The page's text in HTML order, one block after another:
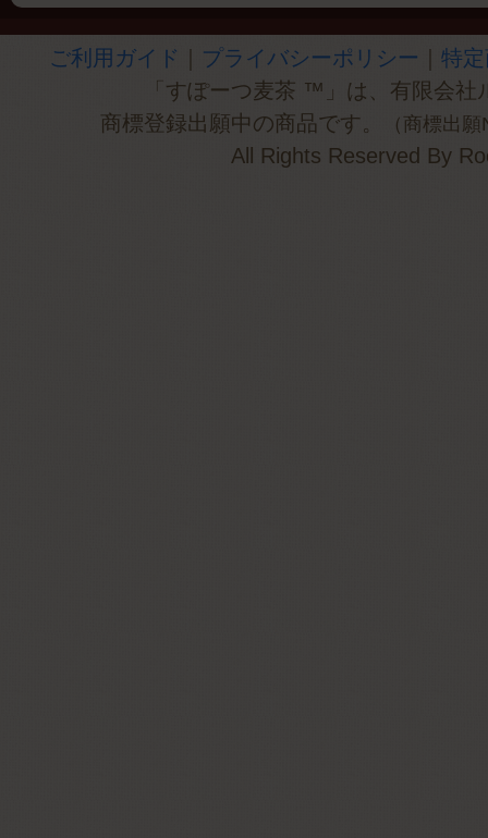
ご利用ガイド プライバシーポリシー
特
「すぽーつ麦茶 ™」は、有限会社
商標登録出願中の商品です。
（商標出
All Rights Reserved By